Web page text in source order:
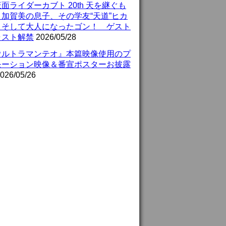
ライダーカブト 20th 天を継ぐも
賀美の息子、その学友“天道”ヒカ
そして大人になったゴン！ ゲスト
ト解禁 2026/05/28
トラマンテオ』本篇映像使用のプ
ション映像＆番宣ポスターお披露
05/26